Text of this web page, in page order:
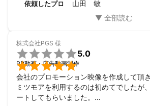
依頼したプロ 山田 敏
株式会社PGS 様


5.0
PR動画・広告動画制作
会社のプロモーション映像を作成して頂き
ミツモアを利用するのは初めてでしたが
ートしてもらいました。